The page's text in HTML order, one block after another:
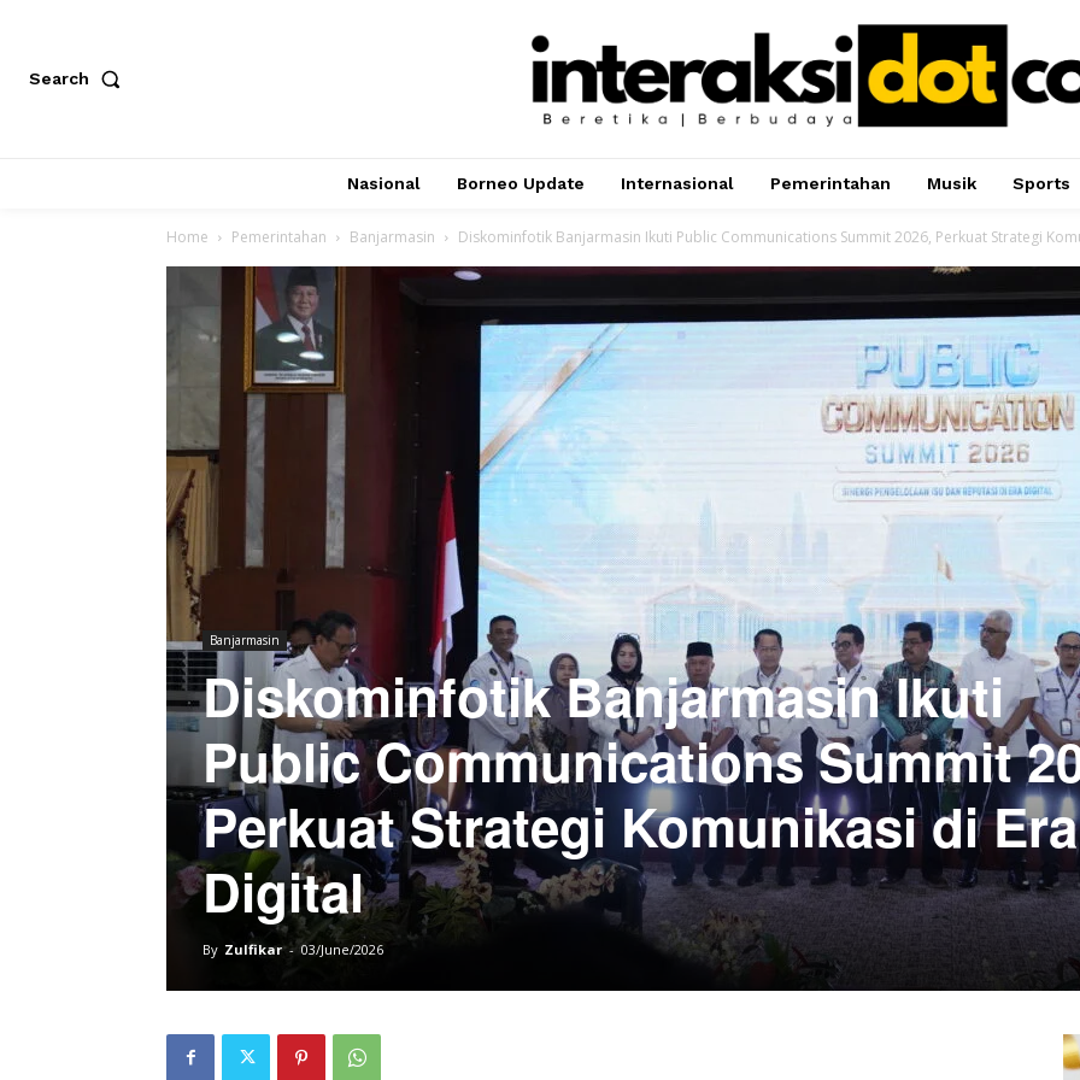
Search
Nasional Borneo Update Internasional Pemerintahan Musik Sports
Home Pemerintahan Banjarmasin Diskominfotik Banjarmasin Ikuti Public Communications Summit 2026, Perkuat Strategi
Banjarmasin
Diskominfotik Banjarmasin Ikuti
Public Communications Summit
Perkuat Strategi Komunikasi di Era
Digital
By Zulfikar - 03/June/2026